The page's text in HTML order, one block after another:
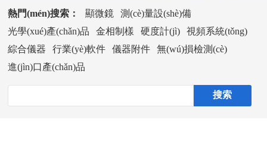
熱門(mén)搜索： 顯微鏡
測(cè)量設(shè)備
光學(xué)產(chǎn)品
金相制樣 硬度計(jì)
視頻系統(tǒng)
綜合儀器
行業(yè)軟件 儀器附件
無(wú)損檢測(cè)
進(jìn)口產(chǎn)品